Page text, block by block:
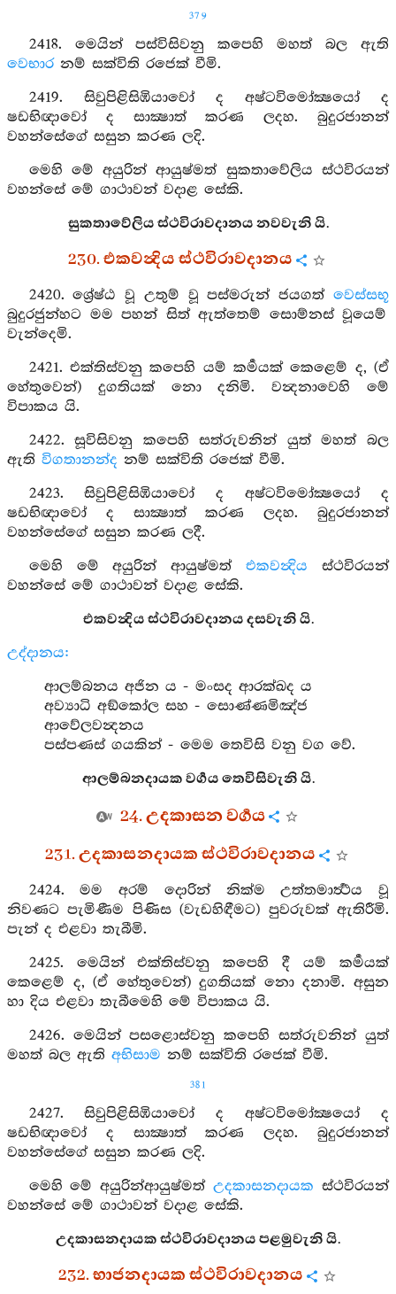
379
2418. මෙයින් පස්විසිවනු කපෙහි මහත් බල ඇති
වෙභාරනම් සක්විති රජෙක් වීමි.
2419. සිවුපිළිසිඹියාවෝ ද අෂ්ටවිමෝක්‍ෂයෝ ද
ෂඩභිඥාවෝ ද සාක්‍ෂාත් කරණ ලදහ. බුදුරජානන්
වහන්සේගේ සසුන කරණ ලදි.
මෙහි මේ අයුරින් ආයුෂ්මත් සුකතාවේලිය ස්ථවිරයන්
වහන්සේ මේ ගාථාවන් වදාළ සේකි.
සුකතාවේලිය ස්ථවිරාවදානය නවවැනි යි.
230. එකවන්‍දිය ස්ථවිරාවදානය
2420. ශ්‍රේෂ්ඨ වූ උතුම් වූ පස්මරුන් ජයගත් වෙස්සභූ
බුදුරජුන්හට මම පහන් සිත් ඇත්තෙම් සොම්නස් වූයෙම්
වැන්දෙමි.
2421. එක්තිස්වනු කපෙහි යම් කර්‍මයක් කෙළෙම් ද, (ඒ
හේතුවෙන්) දුගතියක් නො දනිමි. වන්‍දනාවෙහි මේ
විපාකය යි.
2422. සූවිසිවනු කපෙහි සත්රුවනින් යුත් මහත් බල
ඇති විගතානන්ද නම් සක්විති රජෙක් වීමි.
2423. සිවුපිළිසිඹියාවෝ ද අෂ්ටවිමෝක්‍ෂයෝ ද
ෂඩභිඥාවෝ ද සාක්‍ෂාත් කරණ ලදහ. බුදුරජානන්
වහන්සේගේ සසුන කරණ ලදී.
මෙහි මේ අයුරින් ආයුෂ්මත්එකවන්‍දිය ස්ථවිරයන්
වහන්සේ මේ ගාථාවන් වදාළ සේකි.
එකවන්‍දිය ස්ථවිරාවදානය දසවැනි යි.
උද්දානය:
ආලම්බනය අජින ය - මංසද ආරක්ඛද ය
අව්‍යාධි අඞ්කෝල සහ - සොණ්ණමිඤ්ජ
ආවේලවන්‍දනය
පස්පණස් ගයකින් - මෙම තෙවිසි වනු වග වේ.
ආලම්බනදායක වර්‍ගය තෙවිසිවැනි යි.
24. උදකාසන වර්‍ගය
231. උදකාසනදායක ස්ථවිරාවදානය
2424. මම අරම් දොරින් නික්ම උත්තමාර්‍ත්‍ථය වූ
නිවණට පැමිණීම පිණිස (වැඩහිඳීමට) පුවරුවක් ඇතිරීමි.
පැන් ද එළවා තැබීමි.
2425. මෙයින් එක්තිස්වනු කපෙහි දී යම් කර්‍මයක්
කෙළෙම් ද, (ඒ හේතුවෙන්) දුගතියක් නො දනාමි. අසුන
හා දිය එළවා තැබීමෙහි මේ විපාකය යි.
2426. මෙයින් පසළොස්වනු කපෙහි සත්රුවනින් යුත්
මහත් බල ඇති අභිසාම නම් සක්විති රජෙක් වීමි.
381
2427. සිවුපිළිසිඹියාවෝ ද අෂ්ටවිමෝක්‍ෂයෝ ද
ෂඩභිඥාවෝ ද සාක්‍ෂාත් කරණ ලදහ. බුදුරජානන්
වහන්සේගේ සසුන කරණ ලදි.
මෙහි මේ අයුරින්ආයුෂ්මත්උදකාසනදායක ස්ථවිරයන්
වහන්සේ මේ ගාථාවන් වදාළ සේකි.
උදකාසනදායක ස්ථවිරාවදානය පළමුවැනි යි.
232. භාජනදායක ස්ථවිරාවදානය